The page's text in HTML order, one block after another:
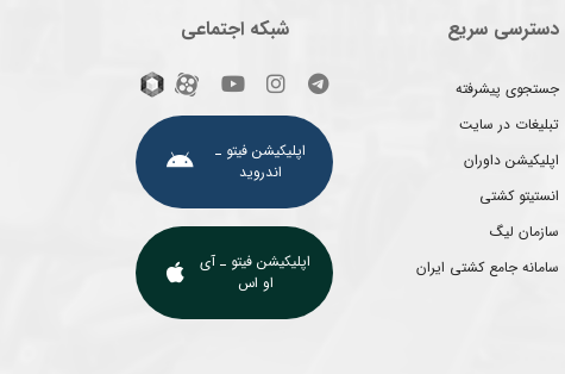
دسترسی سریع
جستجوی پیشرفته
تبلیغات در سایت
اپلیکیشن داوران
انستیتو کشتی
سازمان لیگ
سامانه جامع کشتی ایران
شبکه اجتماعی
اپلیکیشن فیتو ـ
اندروید
اپلیکیشن فیتو ـ آی
او اس